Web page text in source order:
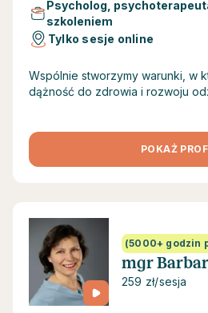
Psycholog,
szkoleniem
Tylko sesje online
Wspólnie stworzymy warunki, w
dążność do zdrowia i rozwoju
POKAŻ
(5000+ godzin
mgr
259 zł/sesja